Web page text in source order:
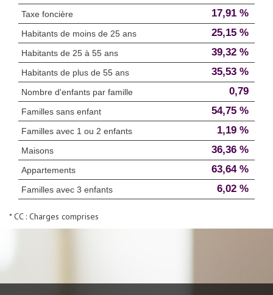
Taxe foncière 17,91 %
Habitants de moins de 25 ans 25,15 %
Habitants de 25 à 55 ans 39,32 %
Habitants de plus de 55 ans 35,53 %
Nombre d'enfants par famille 0,79
Familles sans enfant 54,75 %
Familles avec 1 ou 2 enfants 1,19 %
Maisons 36,36 %
Appartements 63,64 %
Familles avec 3 enfants 6,02 %
* CC : Charges comprises